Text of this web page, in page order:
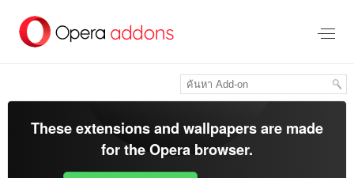
These extensions and wallpapers are made
for theOpera browser.